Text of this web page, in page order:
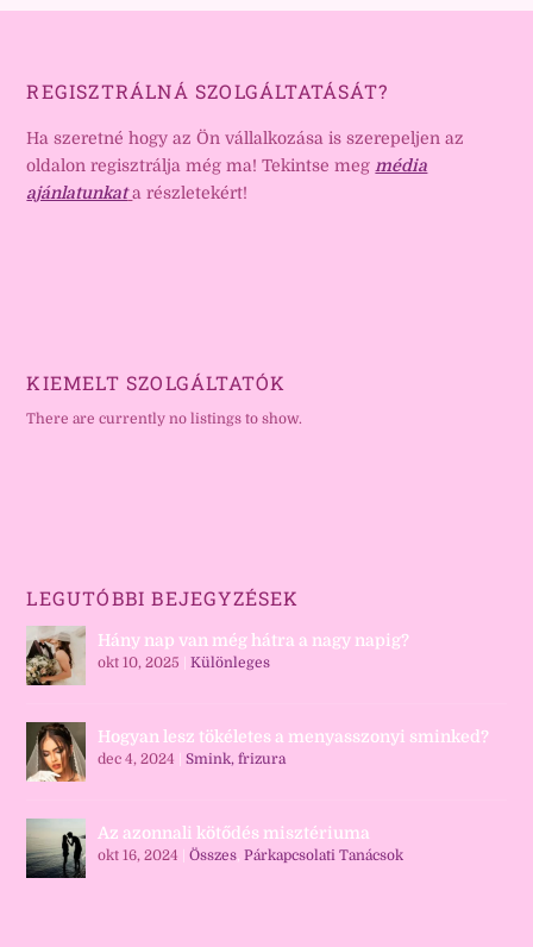
REGISZTRÁLNÁ SZOLGÁLTATÁSÁT?
Ha szeretné hogy az Ön vállalkozása is szerepeljen az
oldalon regisztrálja még ma! Tekintse meg média
ajánlatunkat a részletekért!
KIEMELT SZOLGÁLTATÓK
There are currently no listings to show.
LEGUTÓBBI BEJEGYZÉSEK
Hány nap van még hátra a nagy napig?
okt 10, 2025 |Különleges
Hogyan lesz tökéletes a menyasszonyi sminked?
dec 4, 2024 |Smink, frizura
Az azonnali kötődés misztériuma
okt 16, 2024 |Összes,Párkapcsolati Tanácsok